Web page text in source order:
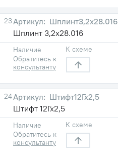
23
Шплинт3,2х28.016
Шплинт 3,2х28.016
Наличие
Обратитесь к
консультанту
К схеме
24
Штифт12Гх2,5
Штифт 12Гх2,5
Наличие
Обратитесь к
консультанту
К схеме